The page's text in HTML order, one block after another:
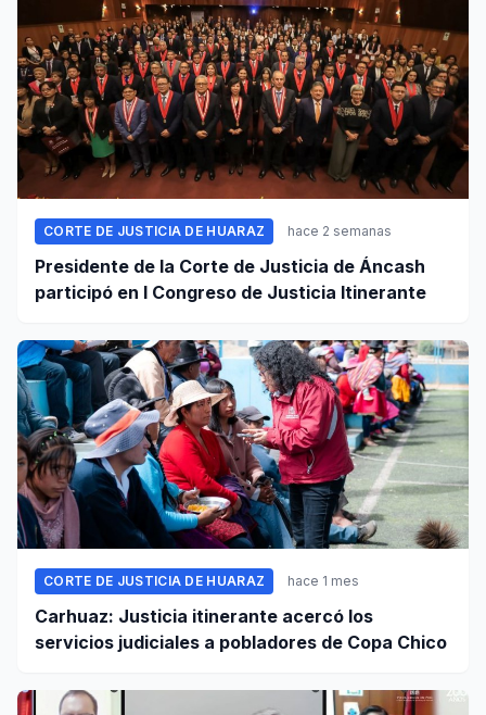
CORTE DE JUSTICIA DE HUARAZ hace 2 semanas
Presidente de la Corte de Justicia de Áncash
participó en I Congreso de Justicia Itinerante
CORTE DE JUSTICIA DE HUARAZ hace 1 mes
Carhuaz: Justicia itinerante acercó los
servicios judiciales a pobladores de Copa Chico